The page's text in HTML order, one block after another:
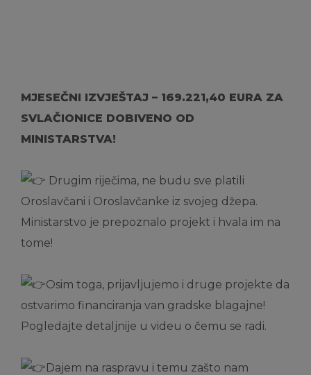
MJESEČNI IZVJEŠTAJ – 169.221,40 EURA ZA
SVLAČIONICE DOBIVENO OD
MINISTARSTVA!
Drugim riječima, ne budu sve platili
Oroslavčani i Oroslavčanke iz svojeg džepa.
Ministarstvo je prepoznalo projekt i hvala im na
tome!
Osim toga, prijavljujemo i druge projekte da
ostvarimo financiranja van gradske blagajne!
Pogledajte detaljnije u videu o čemu se radi.
Dajem na raspravu i temu zašto nam